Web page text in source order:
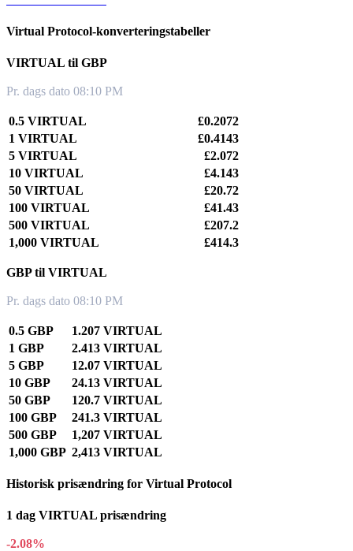
Virtual Protocol-konverteringstabeller
VIRTUAL til GBP
Pr. dags dato 08:10 PM
0.5 VIRTUAL
£0.2072
1 VIRTUAL
£0.4143
5 VIRTUAL
£2.072
10 VIRTUAL
£4.143
50 VIRTUAL
£20.72
100 VIRTUAL
£41.43
500 VIRTUAL
£207.2
1,000 VIRTUAL
£414.3
GBP til VIRTUAL
Pr. dags dato 08:10 PM
0.5 GBP
1.207 VIRTUAL
1 GBP
2.413 VIRTUAL
5 GBP
12.07 VIRTUAL
10 GBP
24.13 VIRTUAL
50 GBP
120.7 VIRTUAL
100 GBP
241.3 VIRTUAL
500 GBP
1,207 VIRTUAL
1,000 GBP 2,413 VIRTUAL
Historisk prisændring for Virtual Protocol
1 dag VIRTUAL prisændring
-2.08%